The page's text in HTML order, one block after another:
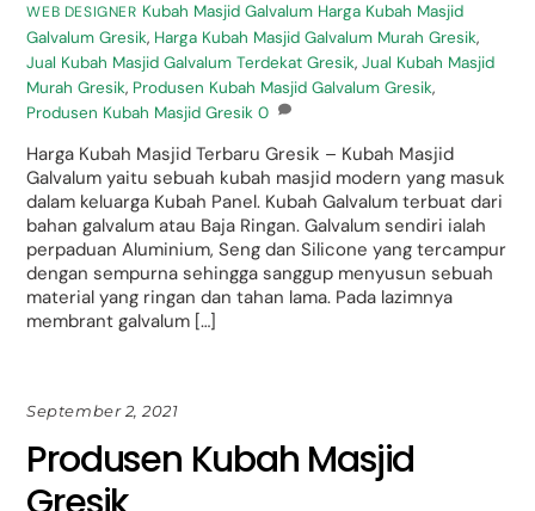
WEB DESIGNER Kubah Masjid Galvalum Harga Kubah Masjid
Galvalum Gresik, Harga Kubah Masjid Galvalum Murah Gresik,
Jual Kubah Masjid Galvalum Terdekat Gresik,Jual Kubah Masjid
Murah Gresik, Produsen Kubah Masjid Galvalum Gresik,
Produsen Kubah Masjid Gresik 0
Harga Kubah Masjid Terbaru Gresik – Kubah Masjid
Galvalum yaitu sebuah kubah masjid modern yang masuk
dalam keluarga Kubah Panel. Kubah Galvalum terbuat dari
bahan galvalum atau Baja Ringan. Galvalum sendiri ialah
perpaduan Aluminium, Seng dan Silicone yang tercampur
dengan sempurna sehingga sanggup menyusun sebuah
material yang ringan dan tahan lama. Pada lazimnya
membrant galvalum […]
September 2, 2021
Produsen Kubah Masjid